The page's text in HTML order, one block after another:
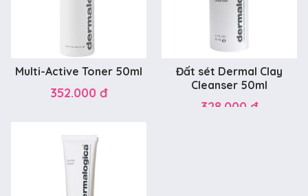
Multi-Active Toner 50ml
352.000 đ
Đất sét Dermal Clay
Cleanser 50ml
328.000 đ